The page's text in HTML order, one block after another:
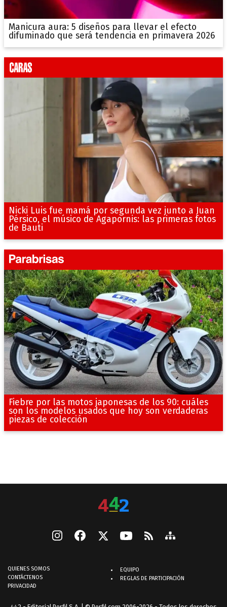
Manicura aura: 5 diseños para llevar el efecto
difuminado que será tendencia en primavera 2026
Nicki Luis fue mamá por segunda vez junto a Juan
Pérsico, el músico de Agapornis: las primeras fotos
de Bauti
Fiebre por las motos japonesas de los 90: cuáles
son los modelos usados que hoy son verdaderas
piezas de colección
QUIENES SOMOS
CONTÁCTENOS
PRIVACIDAD
EQUIPO
REGLAS DE PARTICIPACIÓN